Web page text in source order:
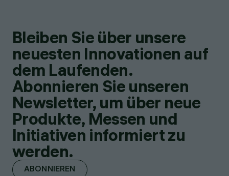
Bleiben Sie über unsere
neuesten Innovationen auf
dem Laufenden.
Abonnieren Sie unseren
Newsletter, um über neue
Produkte, Messen und
Initiativen informiert zu
werden.
ABONNIEREN